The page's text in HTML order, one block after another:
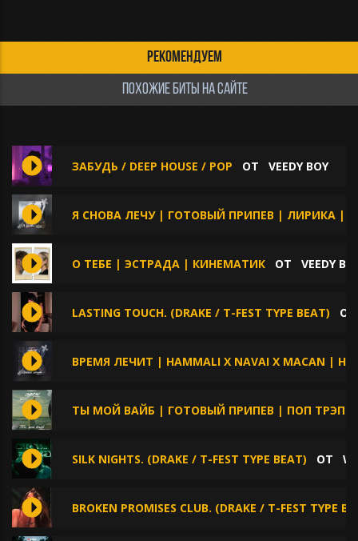
РЕКОМЕНДУЕМ
ПОХОЖИЕ БИТЫ НА САЙТЕ
ЗАБУДЬ / DEEP HOUSE / POP ОТ VEEDY BOY
Я СНОВА ЛЕЧУ | ГОТОВЫЙ ПРИПЕВ | ЛИРИКА |
О ТЕБЕ | ЭСТРАДА | КИНЕМАТИК ОТ VEEDY
LASTING TOUCH. (DRAKE / T-FEST TYPE BEAT)
ВРЕМЯ ЛЕЧИТ | HAMMALI X NAVAI X MACAN |
ТЫ МОЙ ВАЙБ | ГОТОВЫЙ ПРИПЕВ | ПОП ТРЭП
SILK NIGHTS. (DRAKE / T-FEST TYPE BEAT) ОТ
BROKEN PROMISES CLUB. (DRAKE / T-FEST TYPE